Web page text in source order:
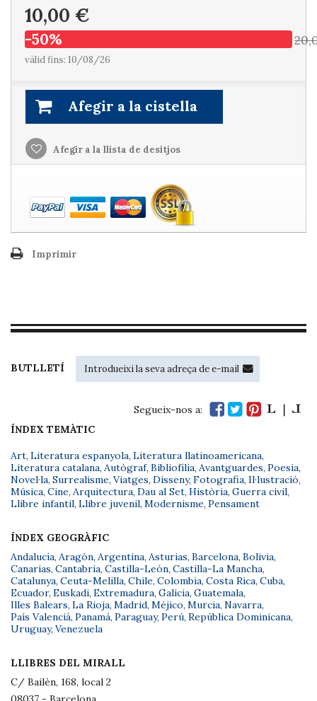
10,00 €
-50%
vàlid fins: 10/08/26
Afegir a la cistella
Afegir a la llista de desitjos
Imprimir
BUTLLETÍ
Segueix-nos a:
ÍNDEX TEMÀTIC
Art, Literatura espanyola, Literatura llatinoamericana,
Literatura catalana, Autògraf, Bibliofília, Avantguardes, Poesia,
Novel·la, Surrealisme, Viatges, Disseny, Fotografia, Il·lustració,
Música, Cine, Arquitectura, Dau al Set, Història, Guerra civil,
Llibre infantil, Llibre juvenil, Modernisme, Pensament
ÍNDEX GEOGRÀFIC
Andalucía, Aragón, Argentina, Asturias, Barcelona, Bolivia,
Canarias, Cantabria, Castilla-León, Castilla-La Mancha,
Catalunya, Ceuta-Melilla, Chile, Colombia, Costa Rica, Cuba,
Ecuador, Euskadi, Extremadura, Galicia, Guatemala,
Illes Balears, La Rioja, Madrid, Méjico, Murcia, Navarra,
País Valencià, Panamá, Paraguay, Perú, República Dominicana,
Uruguay, Venezuela
LLIBRES DEL MIRALL
C/ Bailèn, 168, local 2